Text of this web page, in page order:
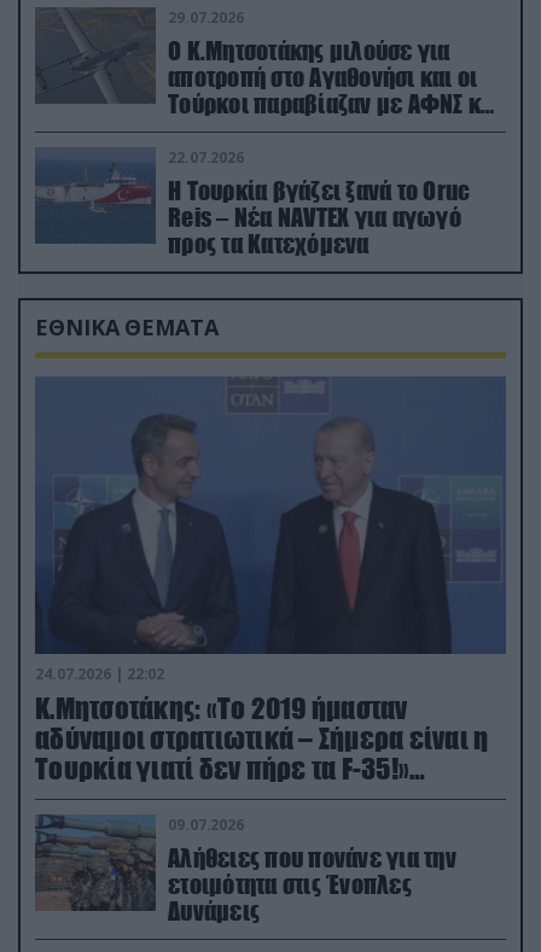
29.07.2026
Ο Κ.Μητσοτάκης μιλούσε για
αποτροπή στο Αγαθονήσι και οι
Τούρκοι παραβίαζαν με ΑΦΝΣ και
drone
22.07.2026
Η Τουρκία βγάζει ξανά το Oruc
Reis – Νέα NAVTEX για αγωγό
προς τα Κατεχόμενα
ΕΘΝΙΚΑ ΘΕΜΑΤΑ
24.07.2026 | 22:02
Κ.Μητσοτάκης: «Το 2019 ήμασταν
αδύναμοι στρατιωτικά – Σήμερα είναι η
Τουρκία γιατί δεν πήρε τα F-35!»
(βίντεο)
09.07.2026
Αλήθειες που πονάνε για την
ετοιμότητα στις Ένοπλες
Δυνάμεις